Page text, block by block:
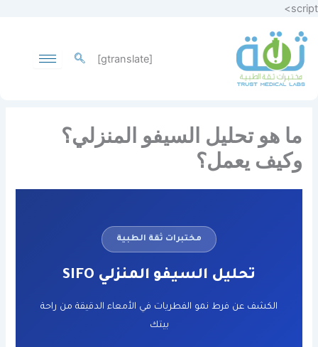
script>
المحتوى
[gtranslate]
ما هو تحليل السيفو المنزلي؟
وكيف يعمل؟
مختبرات ثقة الطبية
تحليل السيفو المنزلي SIFO
الكشف عن فرط نمو الفطريات في الأمعاء الدقيقة من راحة
بيتك